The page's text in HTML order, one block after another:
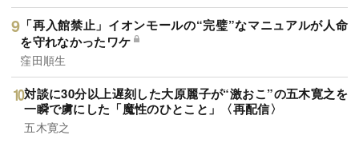
「再入館禁止」イオンモールの“完璧”なマニュアルが人命
を守れなかったワケ
窪田順生
対談に30分以上遅刻した大原麗子が“激おこ”の五木寛之を
一瞬で虜にした「魔性のひとこと」〈再配信〉
五木寛之